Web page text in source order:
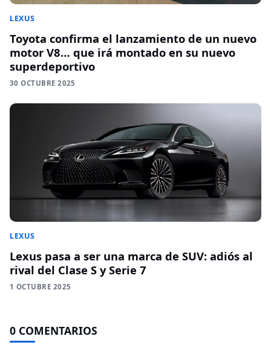
LEXUS
Toyota confirma el lanzamiento de un nuevo
motor V8… que irá montado en su nuevo
superdeportivo
30 OCTUBRE 2025
LEXUS
Lexus pasa a ser una marca de SUV: adiós al
rival del Clase S y Serie 7
1 OCTUBRE 2025
0 COMENTARIOS